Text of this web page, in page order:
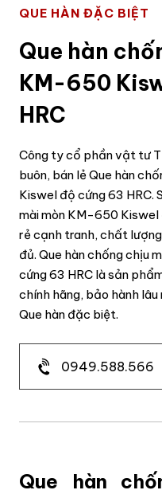
QUE HÀN ĐẶC BIỆT
Que hàn
KM-650
HRC
Công ty cổ phần vật tư
buôn, bán lẻ Que hàn
Kiswel độ cứng 63 HRC.
mài mòn KM-650 Kiswel
rẻ cạnh tranh, chất
đủ. Que hàn chống chịu
cứng 63 HRC là sản
chính hãng, bảo hành
Que hàn đặc biệt.
0949.588.566
Que hàn